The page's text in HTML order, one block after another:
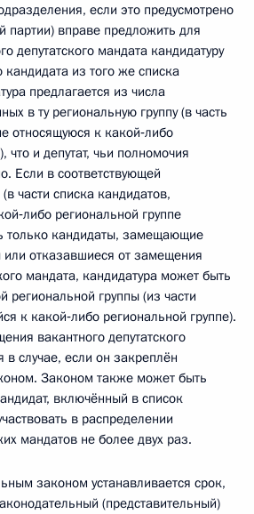
если это предусмотрено
партии) вправе предложить для
депутатского мандата кандидатуру
кандидата из того же списка
предлагается из числа
в ту региональную группу (в часть
относящуюся к какой‑либо
что и депутат, чьи полномочия
Если в соответствующей
части списка кандидатов,
региональной группе
только кандидаты, замещающие
или отказавшиеся от замещения
мандата, кандидатура может быть
региональной группы (из части
к какой‑либо региональной группе).
вакантного депутатского
в случае, если он закреплён
Законом также может быть
включённый в список
в распределении
мандатов не более двух раз.
законом устанавливается срок,
(представительный)